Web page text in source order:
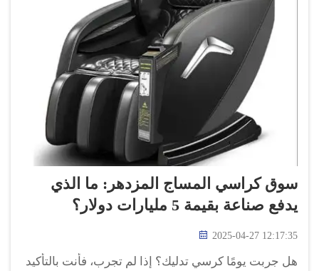
سوق كراسي المساج المزدهر: ما الذي
يدفع صناعة بقيمة 5 مليارات دولار؟
2025-04-27 12:17:35
هل جربت يومًا كرسي تدليك؟ إذا لم تجرب، فأنت بالتأكيد